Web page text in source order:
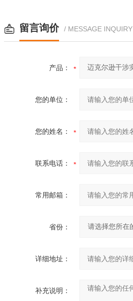
留言询价 / MESSAGE INQUIRY
产品：
您的单位：
您的姓名：
联系电话：
常用邮箱：
省份：
详细地址：
补充说明：